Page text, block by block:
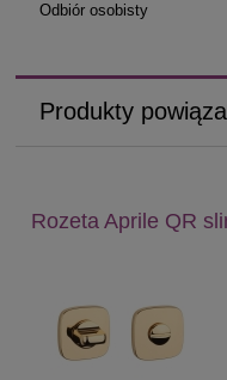
Odbiór osobisty
Produkty
Rozeta Aprile QR